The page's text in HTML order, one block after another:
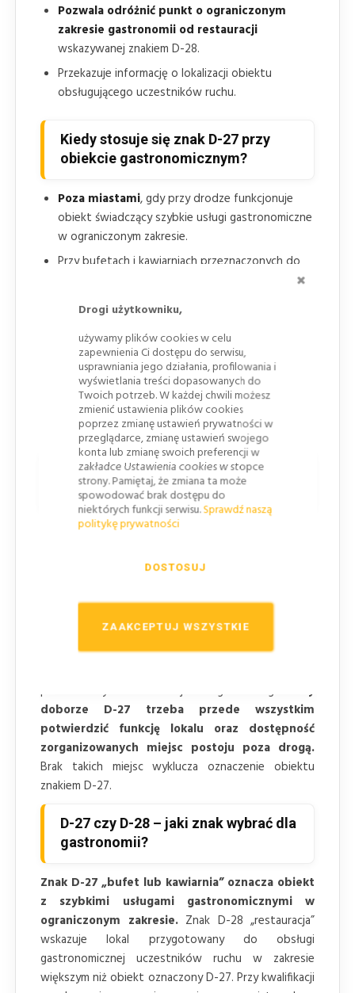
Drogi użytkowniku,
używamy plików cookies w celu
zapewnienia Ci dostępu do serwisu,
usprawniania jego działania, profilowania i
wyświetlania treści dopasowanych do
Twoich potrzeb. W każdej chwili możesz
zmienić ustawienia plików cookies
poprzez zmianę ustawień prywatności w
przeglądarce, zmianę ustawień swojego
konta lub zmianę swoich preferencji w
zakładce Ustawienia cookies w stopce
strony. Pamiętaj, że zmiana ta może
spowodować brak dostępu do
niektórych funkcji serwisu.Sprawdź naszą
politykę prywatności
ZAAKCEPTUJ WSZYSTKIE
DOSTOSUJ
Pozwala odróżnić punkt o ograniczonym
zakresie gastronomii od restauracji
wskazywanej znakiem D-28.
Przekazuje informację o lokalizacji obiektu
obsługującego uczestników ruchu.
Kiedy stosuje się znak D-27 przy
obiekcie gastronomicznym?
Poza miastami, gdy przy drodze funkcjonuje
obiekt świadczący szybkie usługi gastronomiczne
w ograniczonym zakresie.
Przy bufetach i kawiarniach przeznaczonych do
obsługi jest mniejszy niż w lokalach
kwalifikowanych do oznaczenia znakiem D-28
„restauracja”.
Tylko przy obiektach, przy których
zorganizowano poza drogą miejsca postoju.
Zasady lokalizacji znaku
informacyjnego D-27
Znak D-27 należy stosować zgodnie z zasadami
do obiektu na znaku umieszcza się strzałkę
drogi, stosuje się strzałkę wraz z informacją o
odległości do obiektu.
Znaki informacyjneo obiektach mogą również
przewidzianymi dla danej kategorii drogi.
Przy
doborze D-27 trzeba przede wszystkim
potwierdzić funkcję lokalu oraz dostępność
zorganizowanych miejsc postoju poza drogą.
Brak takich miejsc wyklucza oznaczenie obiektu
znakiem D-27.
D-27 czy D-28 – jaki znak wybrać dla
gastronomii?
Znak D-27 „bufet lub kawiarnia” oznacza obiekt
z szybkimi usługami gastronomicznymi w
ograniczonym zakresie.Znak D-28 „restauracja”
wskazuje lokal przygotowany do obsługi
gastronomicznej uczestników ruchu w zakresie
większym niż obiekt oznaczony D-27. Przy kwalifikacji